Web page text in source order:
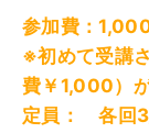
参加費：
※初めて受講
費￥1,000）
定員： 各回3